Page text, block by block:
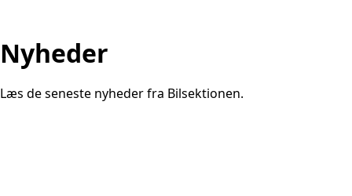
Nyheder
Læs de seneste nyheder fra Bilsektionen.